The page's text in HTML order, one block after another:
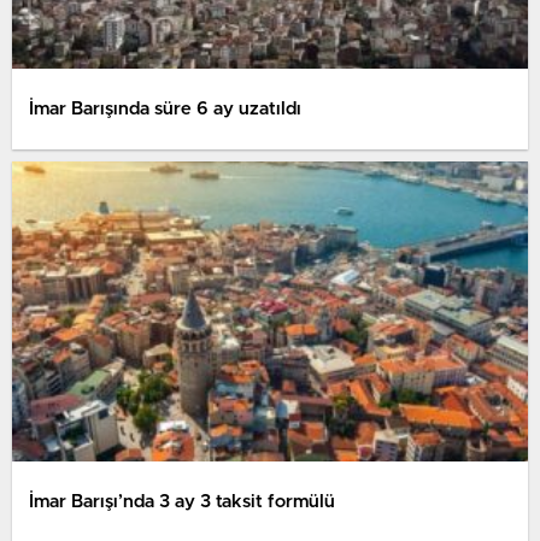
İmar Barışında süre 6 ay uzatıldı
İmar Barışı’nda 3 ay 3 taksit formülü